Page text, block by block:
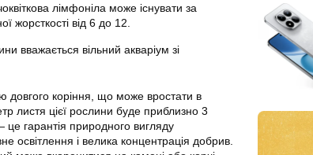
лімфоніла може існувати за
жорсткості від 6 до 12.
вважається вільний акваріум зі
довгого коріння, що може вростати в
листя цієї рослини буде приблизно 3
це гарантія природного вигляду
освітлення і велика концентрація добрив.